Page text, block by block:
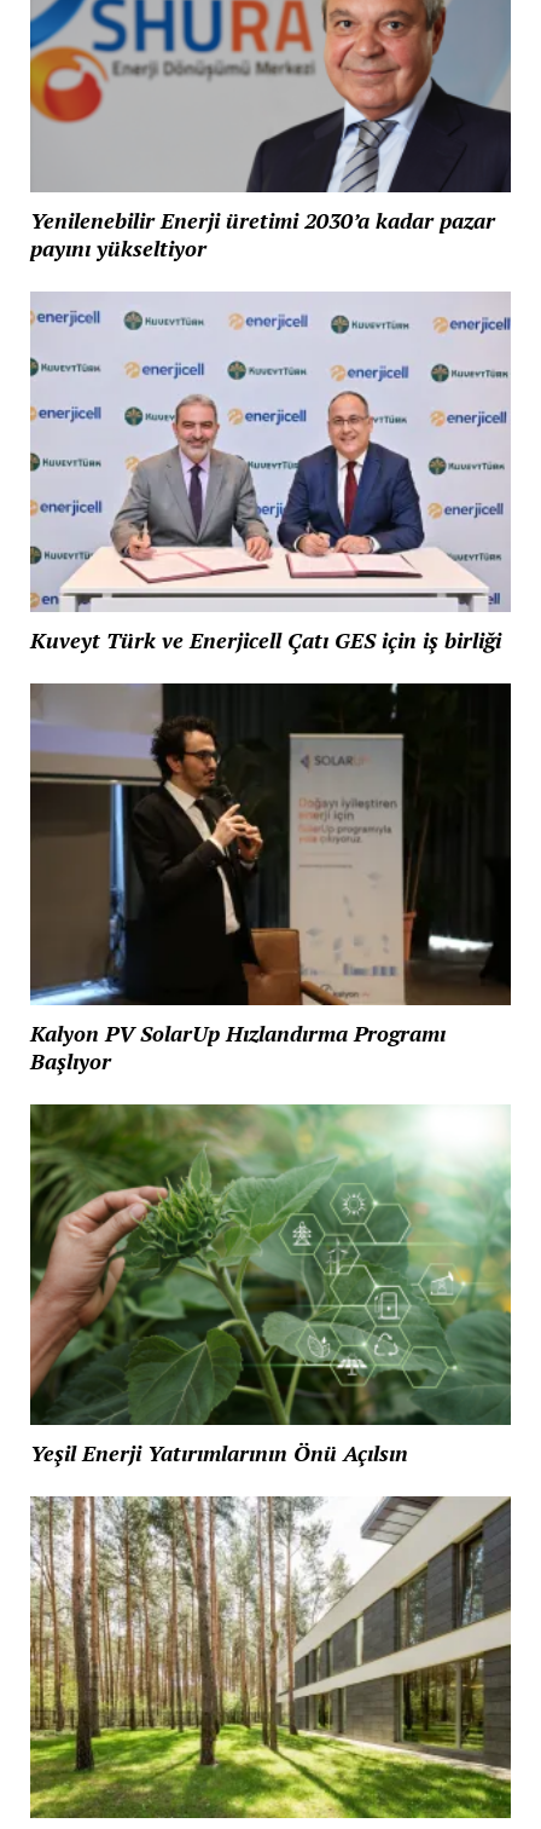
Yenilenebilir Enerji üretimi 2030’a kadar pazar
payını yükseltiyor
Kuveyt Türk ve Enerjicell Çatı GES için iş birliği
Kalyon PV SolarUp Hızlandırma Programı
Başlıyor
Yeşil Enerji Yatırımlarının Önü Açılsın